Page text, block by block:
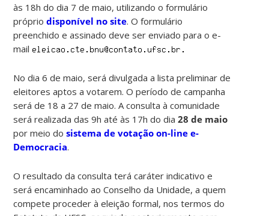
às 18h do dia 7 de maio, utilizando o formulário
própriodisponível no site. O formulário
preenchido e assinado deve ser enviado para o e-
mail
No dia 6 de maio, será divulgada a lista preliminar de
eleitores aptos a votarem. O período de campanha
será de 18 a 27 de maio. A consulta à comunidade
será realizada das 9h até às 17h do dia28 de maio
por meio dosistema de votação on-line e-
Democracia.
O resultado da consulta terá caráter indicativo e
será encaminhado ao Conselho da Unidade, a quem
compete proceder à eleição formal, nos termos do